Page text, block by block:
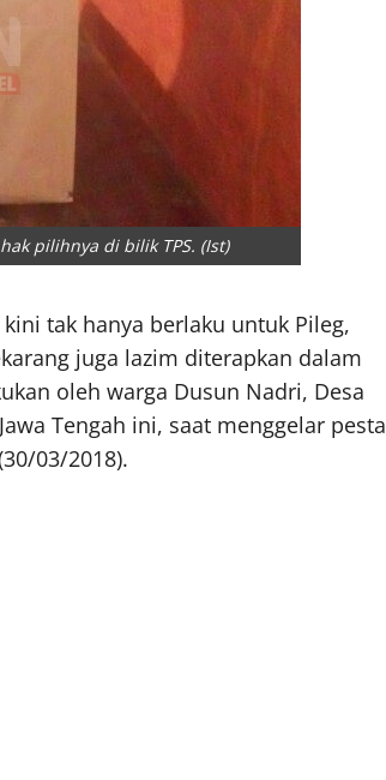
pilihnya di bilik TPS. (Ist)
tak hanya berlaku untuk Pileg,
juga lazim diterapkan dalam
oleh warga Dusun Nadri, Desa
Tengah ini, saat menggelar pesta
03/2018).